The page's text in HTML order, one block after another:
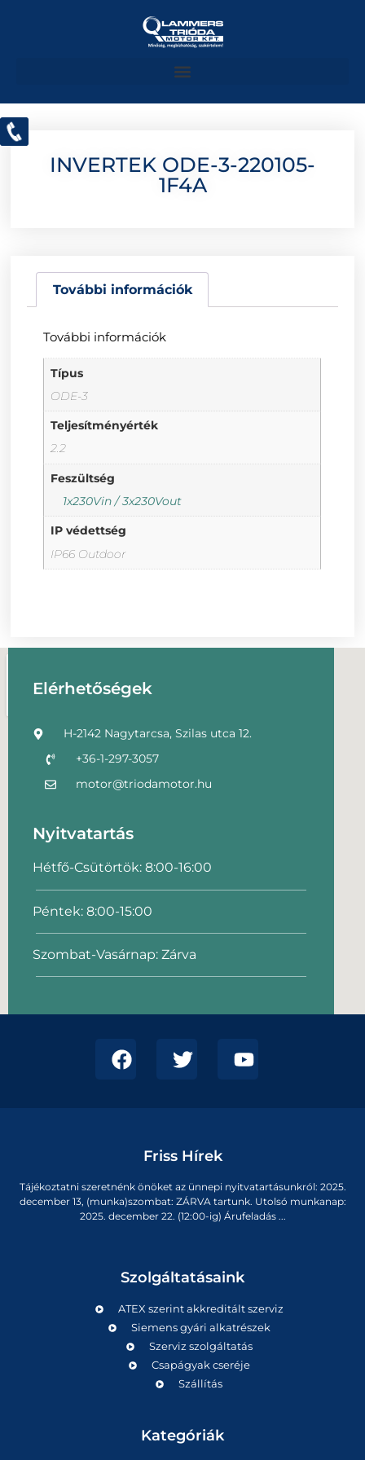
INVERTEK ODE-3-220105-
1F4A
További információk
További információk
Típus
ODE-3
Teljesítményérték
2.2
Feszültség
1x230Vin / 3x230Vout
IP védettség
IP66 Outdoor
Elérhetőségek
H-2142 Nagytarcsa, Szilas utca 12.
+36-1-297-3057
motor@triodamotor.hu
Nyitvatartás
Hétfő-Csütörtök: 8:00-16:00
Péntek: 8:00-15:00
Szombat-Vasárnap: Zárva
Friss Hírek
Tájékoztatni szeretnénk önöket az ünnepi nyitvatartásunkról: 2025.
december 13, (munka)szombat: ZÁRVA tartunk. Utolsó munkanap:
2025. december 22. (12:00-ig) Árufeladás ...
Szolgáltatásaink
ATEX szerint akkreditált szerviz
Siemens gyári alkatrészek
Szerviz szolgáltatás
Csapágyak cseréje
Szállítás
Kategóriák